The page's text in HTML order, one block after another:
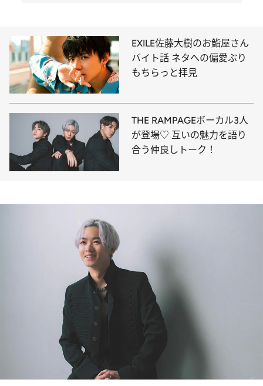
EXILE佐藤大樹のお鮨屋さん
バイト話 ネタへの偏愛ぶり
もちらっと拝見
THE RAMPAGEボーカル3人
が登場♡ 互いの魅力を語り
合う仲良しトーク！